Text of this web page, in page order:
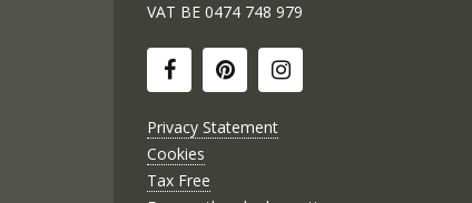
VAT BE 0474 748 979
Privacy Statement
Cookies
Tax Free